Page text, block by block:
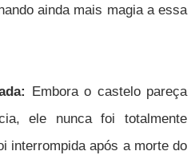
ainda mais magia a essa
Embora o castelo pareça
ele nunca foi totalmente
interrompida após a morte do